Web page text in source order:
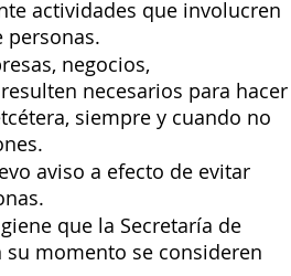
actividades que involucren
personas.
negocios,
necesarios para hacer
siempre y cuando no
aviso a efecto de evitar
que la Secretaría de
momento se consideren